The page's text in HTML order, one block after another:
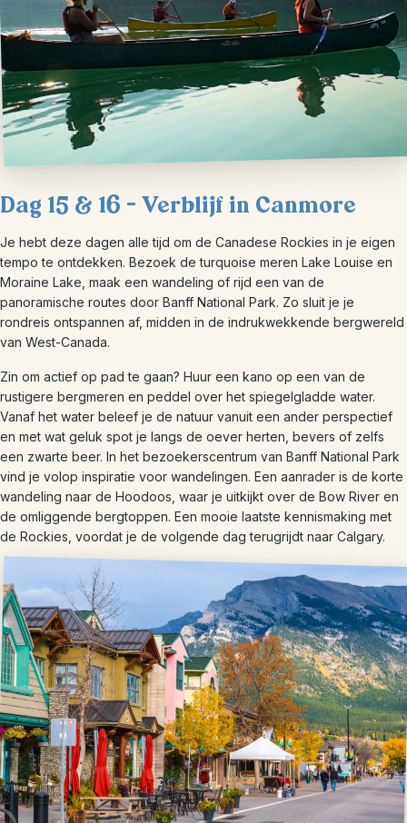
Dag 15 & 16 – Verblijf in Canmore
Je hebt deze dagen alle tijd om de Canadese Rockies in je eigen
tempo te ontdekken. Bezoek de turquoise meren Lake Louise en
Moraine Lake, maak een wandeling of rijd een van de
panoramische routes door Banff National Park. Zo sluit je je
rondreis ontspannen af, midden in de indrukwekkende bergwereld
van West-Canada.
Zin om actief op pad te gaan? Huur een kano op een van de
rustigere bergmeren en peddel over het spiegelgladde water.
Vanaf het water beleef je de natuur vanuit een ander perspectief
en met wat geluk spot je langs de oever herten, bevers of zelfs
een zwarte beer. In het bezoekerscentrum van Banff National Park
vind je volop inspiratie voor wandelingen. Een aanrader is de korte
wandeling naar de Hoodoos, waar je uitkijkt over de Bow River en
de omliggende bergtoppen. Een mooie laatste kennismaking met
de Rockies, voordat je de volgende dag terugrijdt naar Calgary.